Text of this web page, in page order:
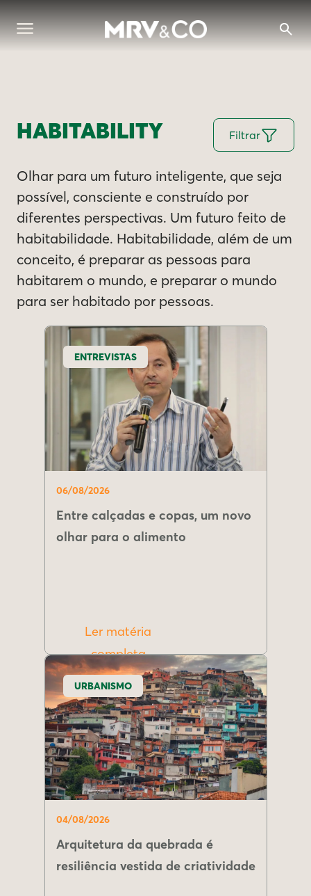
HABITABILITY Filtrar
Olhar para um futuro inteligente, que seja
possível, consciente e construído por
diferentes perspectivas. Um futuro feito de
habitabilidade. Habitabilidade, além de um
conceito, é preparar as pessoas para
habitarem o mundo, e preparar o mundo
para ser habitado por pessoas.
ENTREVISTAS
06/08/2026
Entre calçadas e copas, um novo
olhar para o alimento
Ler matéria
completa
URBANISMO
04/08/2026
Arquitetura da quebrada é
resiliência vestida de criatividade